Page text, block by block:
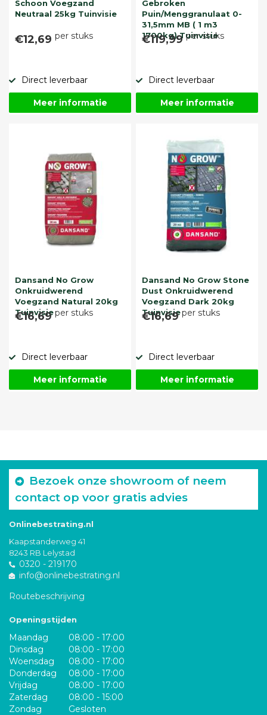
Schoon Voegzand
Neutraal 25kg Tuinvisie
€12,69 per stuks
Direct leverbaar
Meer informatie
Gebroken
Puin/Menggranulaat 0-
31,5mm MB ( 1 m3
1700kg) Tuinvisie
€119,99 per stuks
Direct leverbaar
Meer informatie
Dansand No Grow
Onkruidwerend
Voegzand Natural 20kg
Tuinvisie
€16,69per stuks
Direct leverbaar
Meer informatie
Dansand No Grow Stone
Dust Onkruidwerend
Voegzand Dark 20kg
Tuinvisie
€16,69per stuks
Direct leverbaar
Meer informatie
Bezoek onze showroom of neem
contact op voor gratis advies
Onlinebestrating.nl
Kaapstanderweg 41
8243 RB Lelystad
0320 - 219170
info@onlinebestrating.nl
Routebeschrijving
Openingstijden
Maandag
08:00 - 17:00
Dinsdag
08:00 - 17:00
Woensdag
08:00 - 17:00
Donderdag
08:00 - 17:00
Vrijdag
08:00 - 17:00
Zaterdag
08:00 - 15:00
Zondag
Gesloten